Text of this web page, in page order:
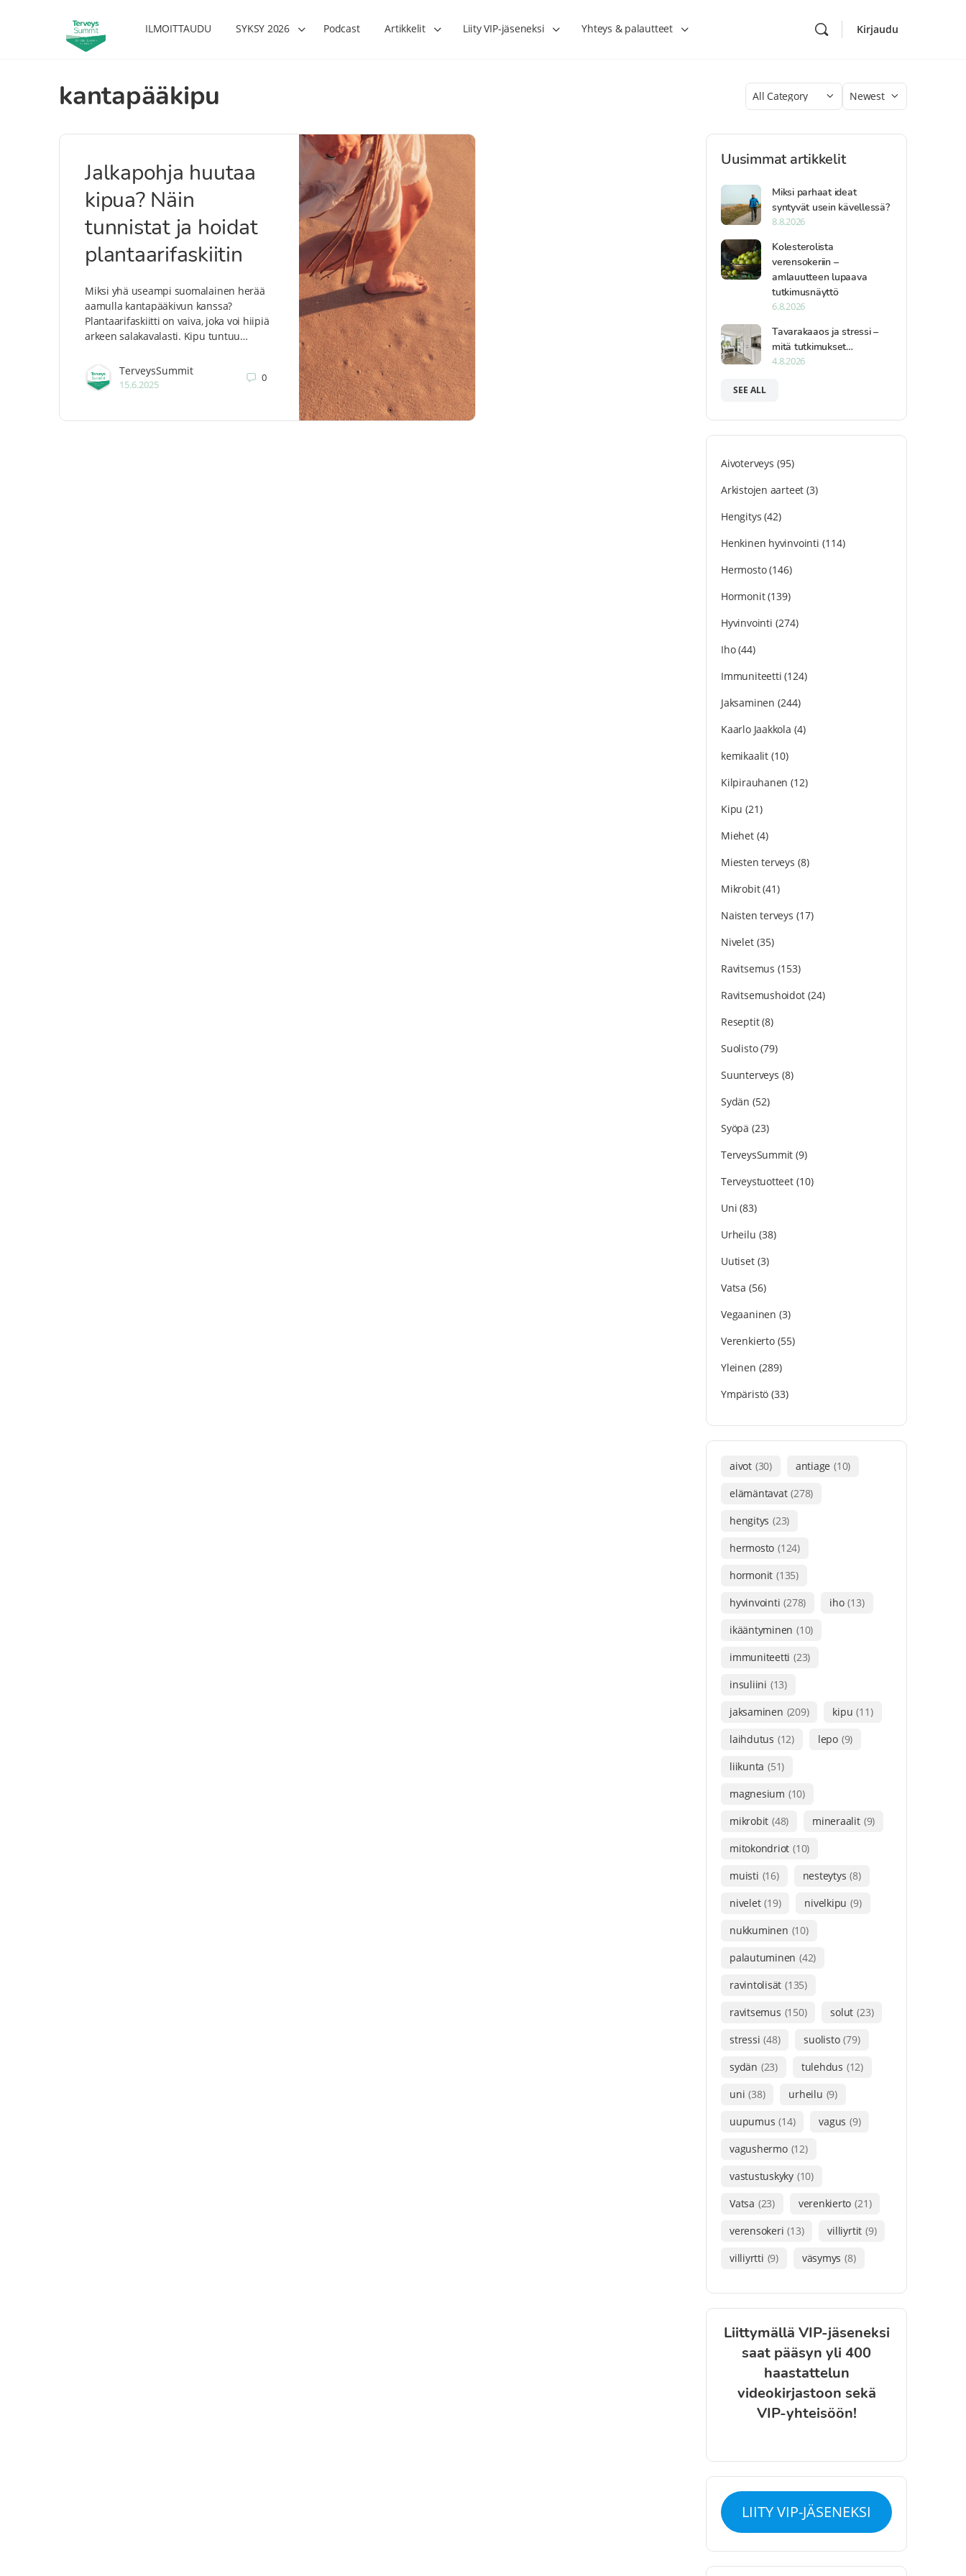
ILMOITTAUDU SYKSY 2026 Podcast Artikkelit Liity VIP-jäseneksi Yhteys & palautteet Kirjaudu
kantapääkipu Category
Sort
Jalkapohja huutaa
kipua? Näin
tunnistat ja hoidat
plantaarifaskiitin
Miksi yhä useampi suomalainen herää
aamulla kantapääkivun kanssa?
Plantaarifaskiitti on vaiva, joka voi hiipiä
arkeen salakavalasti. Kipu tuntuu…
TerveysSummit
15.6.2025
0
Uusimmat artikkelit
Miksi parhaat ideat
syntyvät usein kävellessä?
8.8.2026
Kolesterolista
verensokeriin –
amlauutteen lupaava
tutkimusnäyttö
6.8.2026
Tavarakaaos ja stressi –
mitä tutkimukset…
4.8.2026
SEE ALL
Aivoterveys (95)
Arkistojen aarteet (3)
Hengitys (42)
Henkinen hyvinvointi (114)
Hermosto(146)
Hormonit(139)
Hyvinvointi (274)
Iho(44)
Immuniteetti (124)
Jaksaminen (244)
Kaarlo Jaakkola (4)
kemikaalit(10)
Kilpirauhanen (12)
Kipu (21)
Miehet(4)
Miesten terveys (8)
Mikrobit(41)
Naisten terveys (17)
Nivelet(35)
Ravitsemus (153)
Ravitsemushoidot(24)
Reseptit(8)
Suolisto(79)
Suunterveys (8)
Sydän (52)
Syöpä (23)
TerveysSummit (9)
Terveystuotteet(10)
Uni (83)
Urheilu (38)
Uutiset(3)
Vatsa (56)
Vegaaninen (3)
Verenkierto(55)
Yleinen (289)
Ympäristö (33)
aivot (30) antiage (10)
elämäntavat (278)
hengitys (23)
hermosto (124)
hormonit (135)
hyvinvointi (278) iho (13)
ikääntyminen (10)
immuniteetti (23)
insuliini (13)
jaksaminen (209) kipu (11)
laihdutus (12) lepo (9)
liikunta (51)
magnesium (10)
mikrobit (48) mineraalit (9)
mitokondriot (10)
muisti (16) nesteytys (8)
nivelet (19) nivelkipu (9)
nukkuminen (10)
palautuminen (42)
ravintolisät (135)
ravitsemus (150) solut (23)
stressi (48) suolisto (79)
sydän (23) tulehdus (12)
uni (38) urheilu (9)
uupumus (14) vagus (9)
vagushermo (12)
vastustuskyky (10)
Vatsa (23) verenkierto (21)
verensokeri (13) villiyrtit (9)
villiyrtti (9) väsymys (8)
Liittymällä VIP-jäseneksi
saat pääsyn yli 400
haastattelun
videokirjastoon sekä
VIP-yhteisöön!
LIITY VIP-JÄSENEKSI